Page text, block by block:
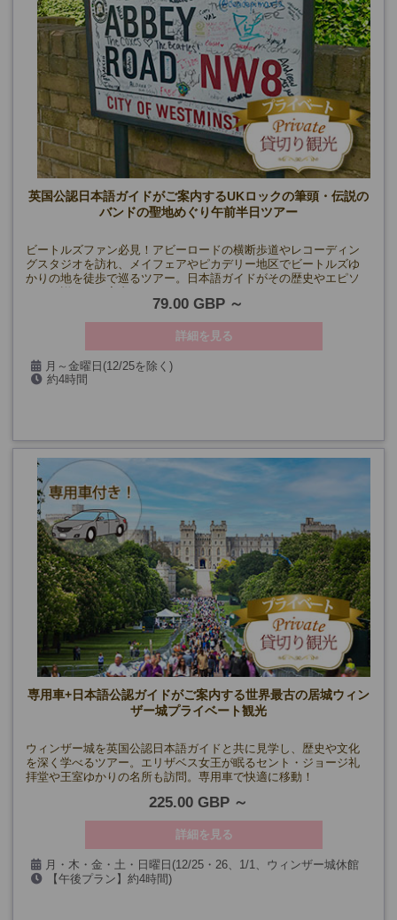
英国公認日本語ガイドがご案内するUKロックの筆頭・伝説の
バンドの聖地めぐり午前半日ツアー
ビートルズファン必見！アビーロードの横断歩道やレコーディン
グスタジオを訪れ、メイフェアやピカデリー地区でビートルズゆ
かりの地を徒歩で巡るツアー。日本語ガイドがその歴史やエピソ
79.00 GBP
詳細を見る
月～金曜日(12/25を除く)
約4時間
専用車+日本語公認ガイドがご案内する世界最古の居城ウィン
ザー城プライベート観光
ウィンザー城を英国公認日本語ガイドと共に見学し、歴史や文化
を深く学べるツアー。エリザベス女王が眠るセント・ジョージ礼
拝堂や王室ゆかりの名所も訪問。専用車で快適に移動！
225.00 GBP
詳細を見る
月・木・金・土・日曜日(12/25・26、1/1、ウィンザー城休館
日を除く）
【午後プラン】約4時間)